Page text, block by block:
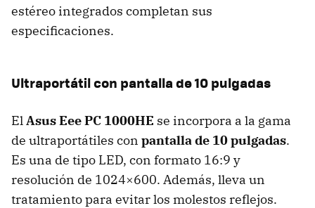
estéreo integrados completan sus
especificaciones.
Ultraportátil con pantalla de 10 pulgadas
ElAsus Eee PC 1000HE se incorpora a la gama
de ultraportátiles con pantalla de 10 pulgadas.
Es una de tipo LED, con formato 16:9 y
resolución de 1024×600. Además, lleva un
tratamiento para evitar los molestos reflejos.